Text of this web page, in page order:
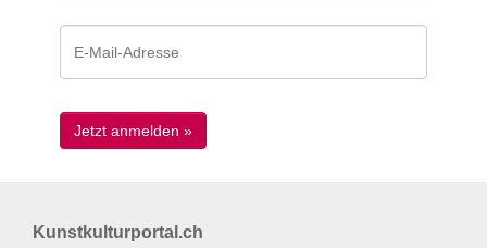
Kunstkulturportal.ch